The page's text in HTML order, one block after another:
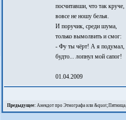
посчитавши, что так круче,
вовсе не ношу белья.
И поручик, среди шума,
только вымолвить и смог:
- Фу ты чёрт! А я подумал,
будто... лопнул мой сапог!
01.04.2009
Предыдущее: Анекдот про Этнографа или